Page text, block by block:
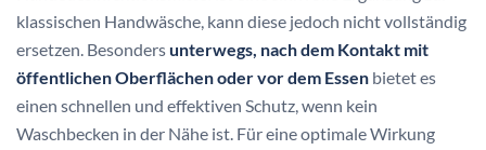
klassischen Handwäsche, kann diese jedoch nicht vollständig
ersetzen. Besondersunterwegs, nach dem Kontakt mit
öffentlichen Oberflächen oder vor dem Essen bietet es
einen schnellen und effektiven Schutz, wenn kein
Waschbecken in der Nähe ist. Für eine optimale Wirkung